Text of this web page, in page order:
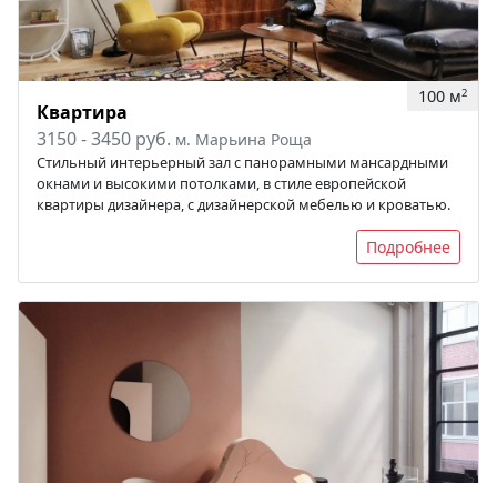
100 м2
Квартира
3150 - 3450 руб. м. Марьина Роща
Стильный интерьерный зал с панорамными мансардными
окнами и высокими потолками, в стиле европейской
квартиры дизайнера, с дизайнерской мебелью и кроватью.
Подробнее